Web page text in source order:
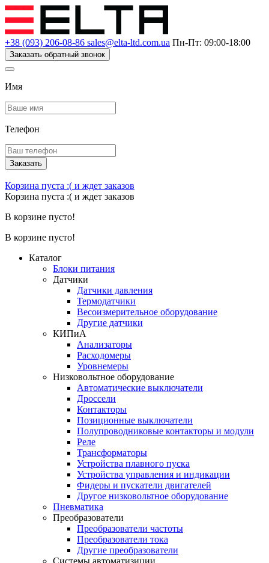
+38 (093) 206-08-86 sales@elta-ltd.com.ua Пн-Пт: 09:00-18:00
Заказать обратный звонок
Имя
Телефон
Заказать
Корзина пуста :( и ждет заказов
Корзина пуста :( и ждет заказов
В корзине пусто!
В корзине пусто!
Каталог
Блоки питания
Датчики
Датчики давления
Термодатчики
Весоизмерительное оборудование
Другие датчики
КИПиА
Анализаторы
Расходомеры
Уровнемеры
Низковольтное оборудование
Автоматические выключатели
Дроссели
Контакторы
Позиционные выключатели
Полупроводниковые контакторы и модули
Реле
Трансформаторы
Устройства плавного пуска
Устройства управления и индикации
Фидеры и пускатели двигателей
Другое низковольтное оборудование
Пневматика
Преобразователи
Преобразователи частоты
Преобразователи тока
Другие преобразователи
Системы автоматизиции